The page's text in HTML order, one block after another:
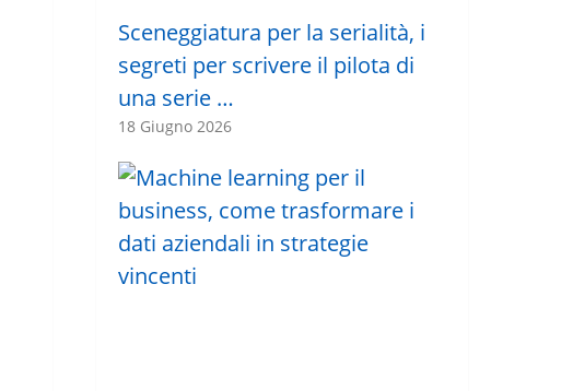
Sceneggiatura per la serialità, i
segreti per scrivere il pilota di
una serie …
18 Giugno 2026